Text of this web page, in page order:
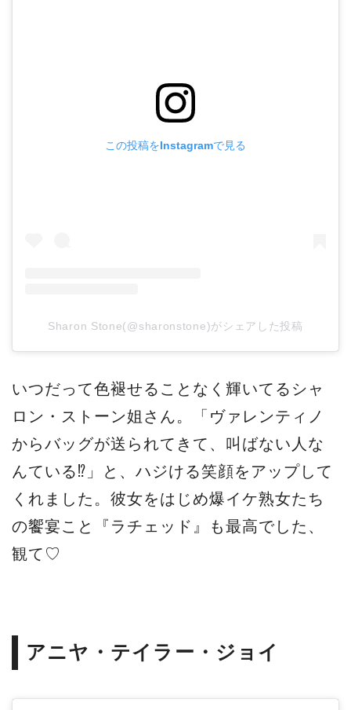
この投稿をInstagramで見る
Sharon Stone(@sharonstone)がシェアした投稿
いつだって色褪せることなく輝いてるシャ
ロン・ストーン姐さん。「ヴァレンティノ
からバッグが送られてきて、叫ばない人な
んている⁉」と、ハジける笑顔をアップして
くれました。彼女をはじめ爆イケ熟女たち
の饗宴こと『ラチェッド』も最高でした、
観て♡
アニヤ・テイラー・ジョイ